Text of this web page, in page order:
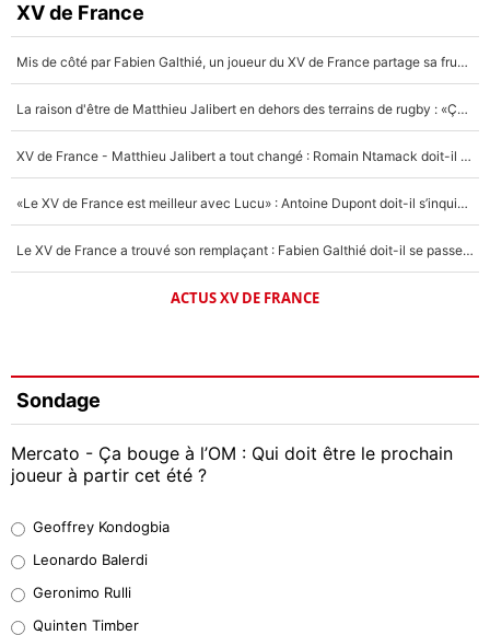
XV de France
Mis de côté par Fabien Galthié, un joueur du XV de France partage sa frustration : «ils ne me l’ont pas dit tout de suite»
La raison d'être de Matthieu Jalibert en dehors des terrains de rugby : «Ça m'atteint autant que si tu touches à un membre de ma famille»
XV de France - Matthieu Jalibert a tout changé : Romain Ntamack doit-il s’inquiéter pour sa place à un an de la Coupe du monde ?
«Le XV de France est meilleur avec Lucu» : Antoine Dupont doit-il s’inquiéter pour sa place ?
Le XV de France a trouvé son remplaçant : Fabien Galthié doit-il se passer d'Antoine Dupont ?
ACTUS XV DE FRANCE
Sondage
Mercato - Ça bouge à l’OM : Qui doit être le prochain
joueur à partir cet été ?
38%
32%
Geoffrey Kondogbia
Leonardo Balerdi
Geronimo Rulli
Quinten Timber